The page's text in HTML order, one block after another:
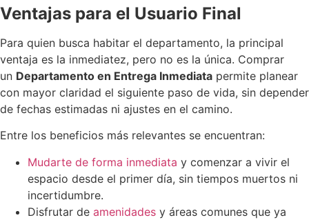
Ventajas para el Usuario Final
Para quien busca habitar el departamento, la principal
ventaja es la inmediatez, pero no es la única. Comprar
un Departamento en Entrega Inmediata permite planear
con mayor claridad el siguiente paso de vida, sin depender
de fechas estimadas ni ajustes en el camino.
Entre los beneficios más relevantes se encuentran:
Mudarte de forma inmediata y comenzar a vivir el
espacio desde el primer día, sin tiempos muertos ni
incertidumbre.
Disfrutar de amenidades y áreas comunes que ya